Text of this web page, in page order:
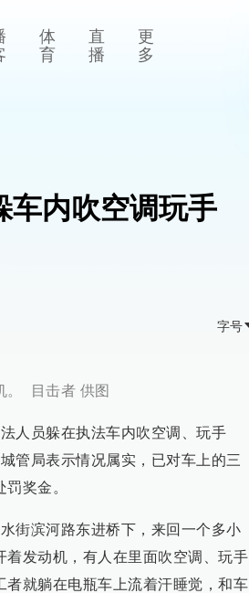
体
育
直
播
更
多
车内吹空调玩手
字号
。 目击者 供图
人员躲在执法车内吹空调、玩手
管局表示情况属实，已对车上的三
奖金。
街滨河路东进桥下，来回一个多小
发动机，有人在里面吹空调、玩手
就躺在电瓶车上流着汗睡觉，和车